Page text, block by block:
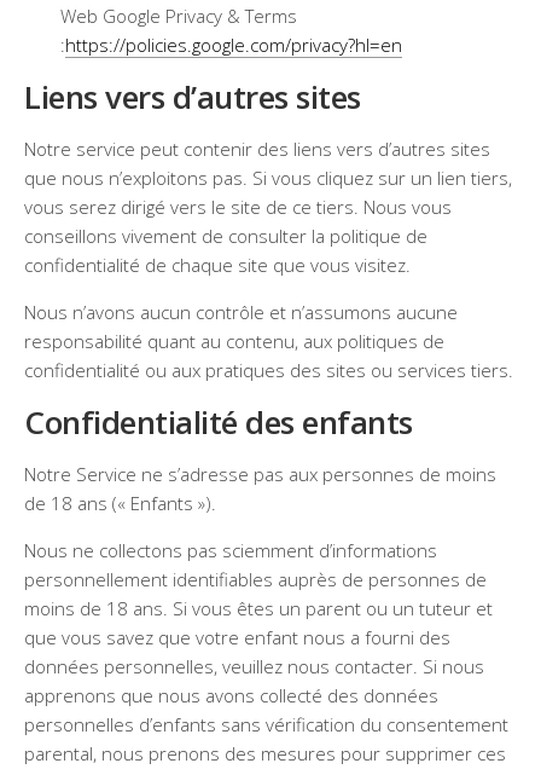
Web Google Privacy & Terms
:https://policies.google.com/privacy?hl=en
Liens vers d’autres sites
Notre service peut contenir des liens vers d’autres sites
que nous n’exploitons pas. Si vous cliquez sur un lien tiers,
vous serez dirigé vers le site de ce tiers. Nous vous
conseillons vivement de consulter la politique de
confidentialité de chaque site que vous visitez.
Nous n’avons aucun contrôle et n’assumons aucune
responsabilité quant au contenu, aux politiques de
confidentialité ou aux pratiques des sites ou services tiers.
Confidentialité des enfants
Notre Service ne s’adresse pas aux personnes de moins
de 18 ans (« Enfants »).
Nous ne collectons pas sciemment d’informations
personnellement identifiables auprès de personnes de
moins de 18 ans. Si vous êtes un parent ou un tuteur et
que vous savez que votre enfant nous a fourni des
données personnelles, veuillez nous contacter. Si nous
apprenons que nous avons collecté des données
personnelles d’enfants sans vérification du consentement
parental, nous prenons des mesures pour supprimer ces